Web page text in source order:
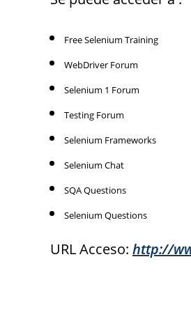
Free Selenium Training
WebDriver Forum
Selenium 1 Forum
Testing Forum
Selenium Frameworks
Selenium Chat
SQA Questions
Selenium Questions
URL Acceso: http://